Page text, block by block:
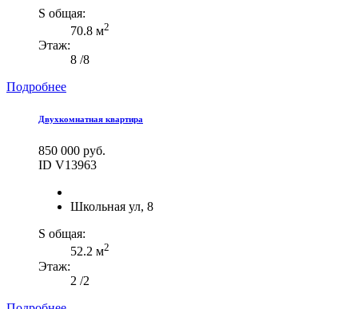
S общая:
70.8 м2
Этаж:
8 /8
Подробнее
Двухкомнатная квартира
850 000 руб.
ID V13963
Школьная ул, 8
S общая:
52.2 м2
Этаж:
2 /2